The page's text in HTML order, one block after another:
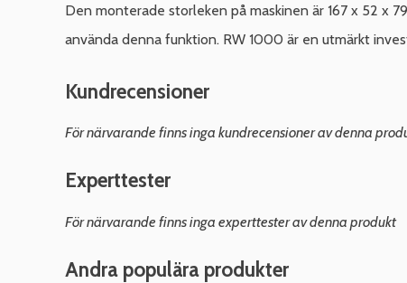
Den monterade storleken på maskinen är 167 x 52 x
använda denna funktion. RW 1000 är en utmärkt
Kundrecensioner
För närvarande finns inga kundrecensioner av denna
Experttester
För närvarande finns inga experttester av denna produkt
Andra populära produkter